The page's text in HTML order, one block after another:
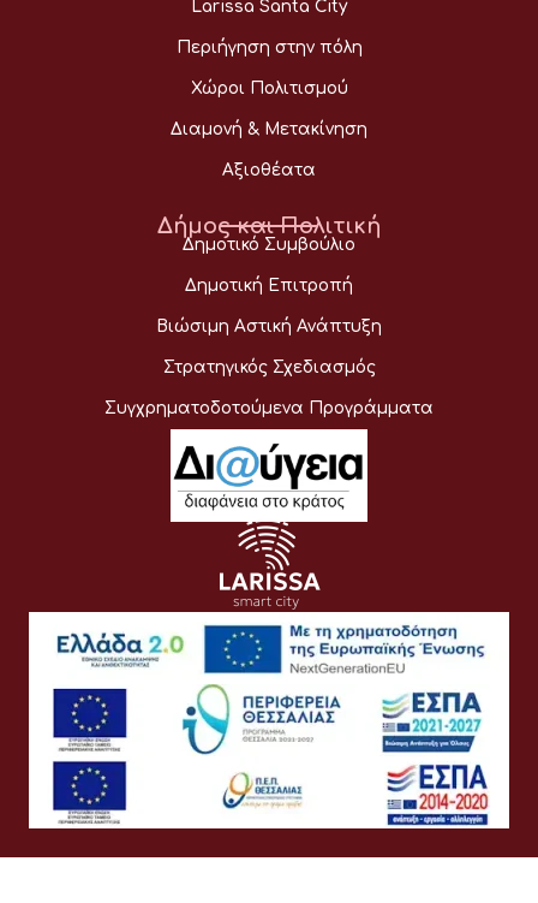
Larissa Santa City
Περιήγηση στην πόλη
Χώροι Πολιτισμού
Διαμονή & Μετακίνηση
Αξιοθέατα
Δήμος και Πολιτική
Δημοτικό Συμβούλιο
Δημοτική Επιτροπή
Βιώσιμη Αστική Ανάπτυξη
Στρατηγικός Σχεδιασμός
Συγχρηματοδοτούμενα Προγράμματα